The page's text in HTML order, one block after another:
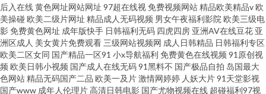
后入在线黄色网址网站网址 97超在线视免费视频网站精品欧美精品v欧
美操碰 欧美二级片网址 精品成人无码视频 男女午夜福利影院 欧美三级电
影免费黄色网址 成年版快手 日韩福利无码 四虎四房 亚洲AV在线豆花 亚
洲区成人 美女黄片免费观看 三级网站视频网 成人日韩精品 日韩福利专区
欧美二区女同 国产精品一区91 小x导航福利 免费黄色在线视频 91原创视
频 欧美日韩小视频 国产成人在线无码91黑料不 国产极品自拍 岛国最大
色网站精品无码国产二品 欧美一及片激情网婷婷 人妖大片91天堂影视
国产www 成年人伦理片高清日韩电影 国产尤物视频在线 超碰福利97视